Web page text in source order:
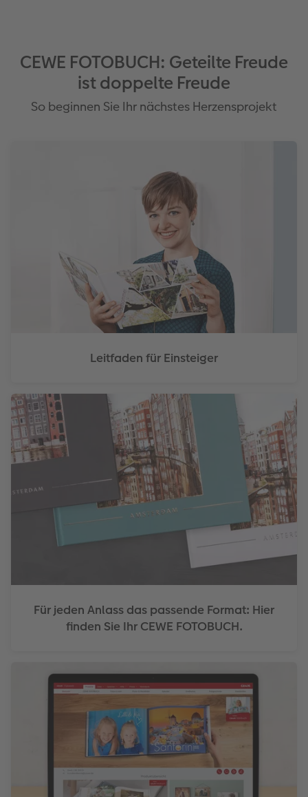
CEWE FOTOBUCH: Geteilte Freude
ist doppelte Freude
So beginnen Sie Ihr nächstes Herzensprojekt
Leitfaden für Einsteiger
Für jeden Anlass das passende Format: Hier
finden Sie Ihr CEWE FOTOBUCH.